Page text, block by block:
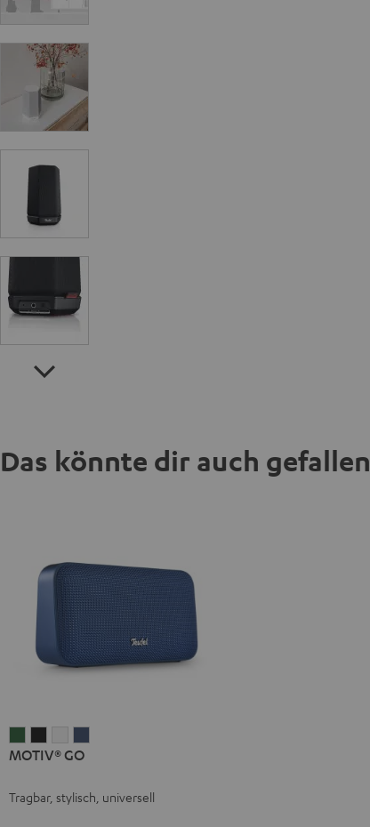
Das könnte dir auch gefallen
GO
Green
GO
Black
GO
WhiteBlue
MOTIV® GO
Tragbar, stylisch, universell